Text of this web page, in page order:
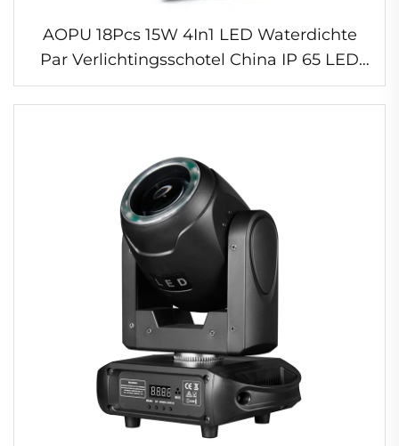
AOPU 18Pcs 15W 4In1 LED Waterdichte
Par Verlichtingsschotel China IP 65 LED
RGBW Buitenparlamp